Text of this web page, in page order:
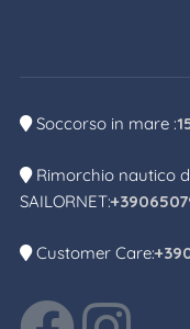
Soccorso in mare :
Rimorchio nautico
SAILORNET:
Customer Care: